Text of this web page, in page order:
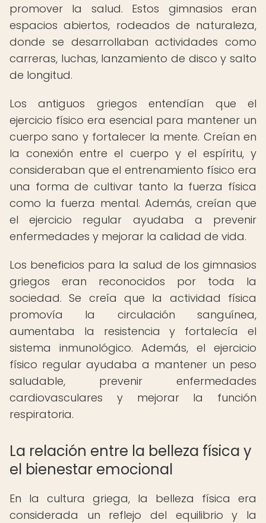
promover la salud. Estos gimnasios eran
espacios abiertos, rodeados de naturaleza,
donde se desarrollaban actividades como
carreras, luchas, lanzamiento de disco y salto
de longitud.
Los antiguos griegos entendían que el
ejercicio físico era esencial para mantener un
cuerpo sano y fortalecer la mente. Creían en
la conexión entre el cuerpo y el espíritu, y
consideraban que el entrenamiento físico era
una forma de cultivar tanto la fuerza física
como la fuerza mental. Además, creían que
el ejercicio regular ayudaba a prevenir
enfermedades y mejorar la calidad de vida.
Los beneficios para la salud de los gimnasios
griegos eran reconocidos por toda la
sociedad. Se creía que la actividad física
promovía la circulación sanguínea,
aumentaba la resistencia y fortalecía el
sistema inmunológico. Además, el ejercicio
físico regular ayudaba a mantener un peso
saludable, prevenir enfermedades
cardiovasculares y mejorar la función
respiratoria.
La relación entre la belleza física y
el bienestar emocional
En la cultura griega, la belleza física era
considerada un reflejo del equilibrio y la